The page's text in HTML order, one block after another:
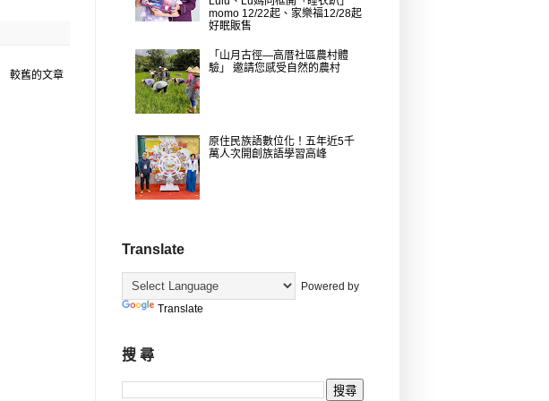
較舊的文章
momo 12/22起、家樂福12/28起
好眠販售
「山月古徑—高厝社區農村體
驗」 邀請您感受自然的農村
原住民族語數位化！五年近5千
萬人次開創族語學習高峰
Translate
Powered by
Translate
搜 尋